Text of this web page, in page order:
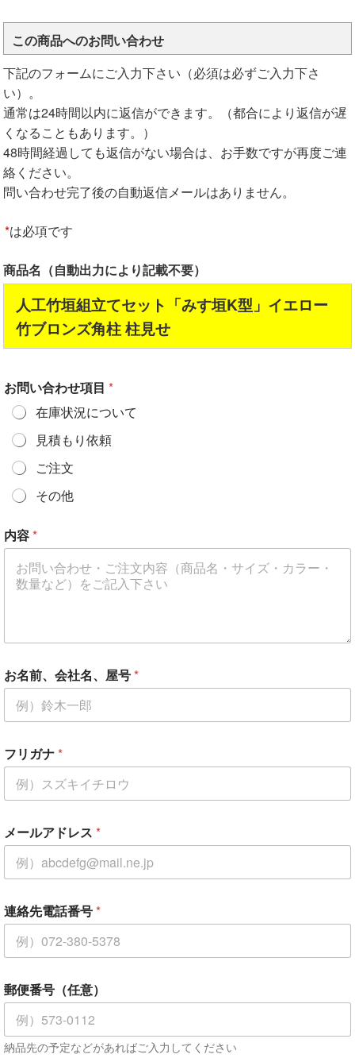
この商品へのお問い合わせ
下記のフォームにご入力下さい（必須は必ずご入力下さ
い）。
通常は24時間以内に返信ができます。（都合により返信が遅
くなることもあります。）
48時間経過しても返信がない場合は、お手数ですが再度ご連
絡ください。
問い合わせ完了後の自動返信メールはありません。
*は必項です
商品名（自動出力により記載不要）
人工竹垣組立てセット「みす垣K型」イエロー
竹ブロンズ角柱 柱見せ
お問い合わせ項目 *
在庫状況について
見積もり依頼
ご注文
その他
内容*
お名前、会社名、屋号*
住
所
任
）
*
フリガナ*
メールアドレス *
連絡先電話番号*
郵便番号（任意）
納品先の予定などがあればご入力してください